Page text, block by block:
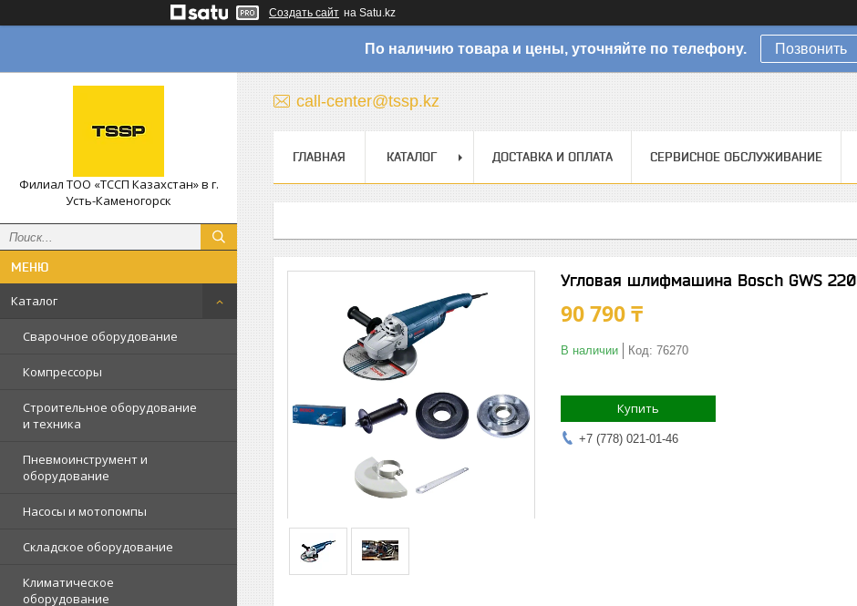
Создать сайт на Satu.kz
По наличию товара и цены, уточняйте по телефону. Позвонить
Филиал ТОО «ТССП Казахстан» в г.
Усть-Каменогорск
Каталог
Сварочное оборудование
Компрессоры
Строительное оборудование
и техника
Пневмоинструмент и
оборудование
Насосы и мотопомпы
Складское оборудование
Климатическое
оборудование
call-center@tssp.kz
ГЛАВНАЯ КАТАЛОГ ДОСТАВКА И ОПЛАТА СЕРВИСНОЕ ОБСЛУЖИВАНИЕ
Угловая шлифмашина Bosch GWS
90 790 ₸
В наличии Код: 76270
Купить
+7 (778) 021-01-46